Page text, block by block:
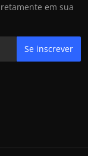
em sua
Se inscrever